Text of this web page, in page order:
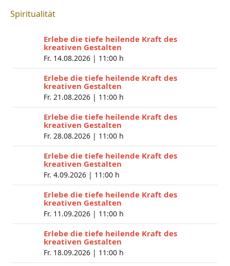
Spiritualität
Erlebe die tiefe heilende Kraft des
kreativen Gestalten
Fr. 14.08.2026 | 11:00 h
Erlebe die tiefe heilende Kraft des
kreativen Gestalten
Fr. 21.08.2026 | 11:00 h
Erlebe die tiefe heilende Kraft des
kreativen Gestalten
Fr. 28.08.2026 | 11:00 h
Erlebe die tiefe heilende Kraft des
kreativen Gestalten
Fr. 4.09.2026 | 11:00 h
Erlebe die tiefe heilende Kraft des
kreativen Gestalten
Fr. 11.09.2026 | 11:00 h
Erlebe die tiefe heilende Kraft des
kreativen Gestalten
Fr. 18.09.2026 | 11:00 h